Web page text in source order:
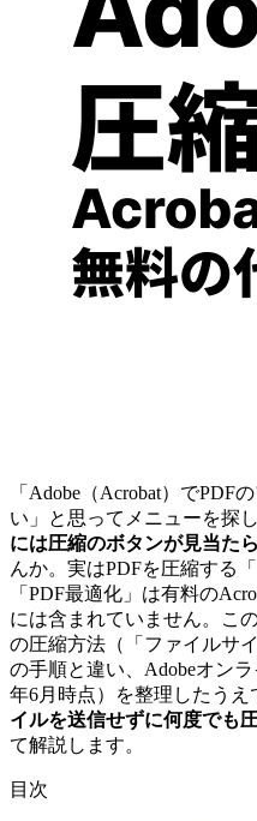
「Adobe（Acrobat）でPDF
い」と思ってメニューを探し
には圧縮のボタンが見当た
んか。実はPDFを圧縮する
「PDF最適化」は有料の
には含まれていません。こ
の圧縮方法（「ファイルサ
の手順と違い、Adobeオン
年6月時点）を整理したうえ
イルを送信せずに何度でも
て解説します。
目次